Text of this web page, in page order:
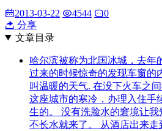
2013-03-22 4544
0
分享
文章目录
哈尔滨被称为北国冰城，去年
过来的时候惊奇的发现车窗的
叫温暖的天气. 在没下火车之
这座城市的寒冷，办理入住手
生的。 没有洗脸水的窘境让
不长水就来了。 从酒店出来